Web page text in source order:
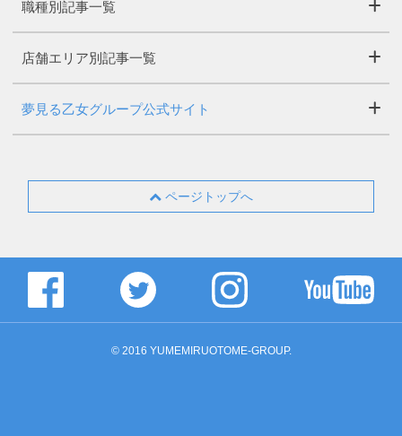
職種別記事一覧
店舗エリア別記事一覧
夢見る乙女グループ公式サイト
ページトップへ
© 2016 YUMEMIRUOTOME-GROUP.